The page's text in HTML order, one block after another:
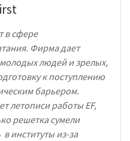
в сфере
Фирмадает
людей и зрелых,
к поступлению
барьером.
летописи работы EF,
решетка сумели
институты из-за